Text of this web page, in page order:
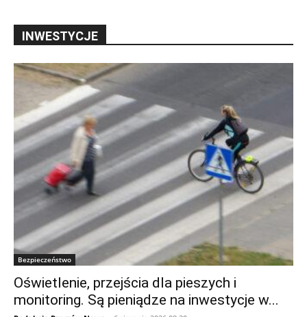
INWESTYCJE
Bezpieczeństwo
Oświetlenie, przejścia dla pieszych i
monitoring. Są pieniądze na inwestycje w...